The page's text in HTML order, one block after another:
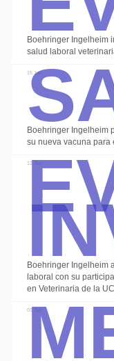
Boehringer Ingelheim
salud laboral
15 Jun
Boehringer Ingelheim
su nueva vacuna para
12 Jun
Boehringer Ingelheim
laboral con su
en Veterinaria de la
03 Jun